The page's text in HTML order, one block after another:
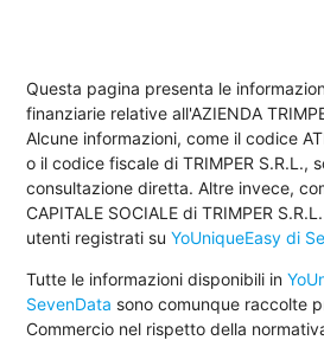
Questa pagina presenta le
finanziarie relative all'AZIENDA
Alcune informazioni, come il codice
o il codice fiscale di TRIMPER S.R.L.,
consultazione diretta. Altre invece,
CAPITALE SOCIALE di TRIMPER
utenti registrati suYoUniqueEasy di
Tutte le informazioni disponibili in
SevenData sono comunque raccolte
Commercio nel rispetto della